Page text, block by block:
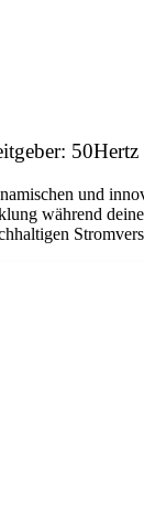
und
während